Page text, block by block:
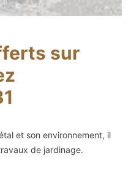
sur
et son environnement, il
de jardinage.